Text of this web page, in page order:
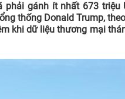
phải gánh ít nhất 673
thống Donald Trump,
khi dữ liệu thương mại